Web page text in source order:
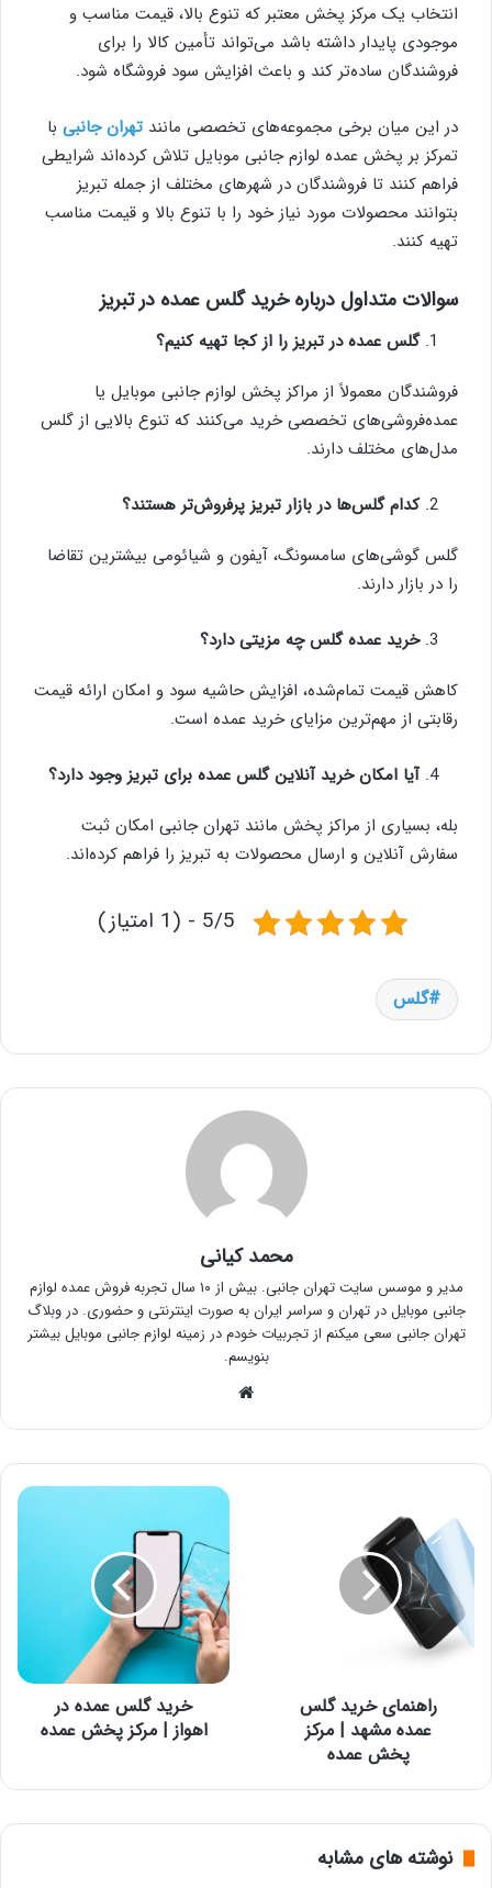
انتخاب یک مرکز پخش معتبر که تنوع بالا، قیمت مناسب و
موجودی پایدار داشته باشد می‌تواند تأمین کالا را برای
فروشندگان ساده‌تر کند و باعث افزایش سود فروشگاه شود.
در این میان برخی مجموعه‌های تخصصی مانند تهران جانبی با
تمرکز بر پخش عمده لوازم جانبی موبایل تلاش کرده‌اند شرایطی
فراهم کنند تا فروشندگان در شهرهای مختلف از جمله تبریز
بتوانند محصولات مورد نیاز خود را با تنوع بالا و قیمت مناسب
تهیه کنند.
سوالات متداول درباره خرید گلس عمده در تبریز
گلس عمده در تبریز را از کجا تهیه کنیم؟
فروشندگان معمولاً از مراکز پخش لوازم جانبی موبایل یا
عمده‌فروشی‌های تخصصی خرید می‌کنند که تنوع بالایی از گلس
مدل‌های مختلف دارند.
کدام گلس‌ها در بازار تبریز پرفروش‌تر هستند؟
گلس گوشی‌های سامسونگ، آیفون و شیائومی بیشترین تقاضا
را در بازار دارند.
خرید عمده گلس چه مزیتی دارد؟
کاهش قیمت تمام‌شده، افزایش حاشیه سود و امکان ارائه قیمت
رقابتی از مهم‌ترین مزایای خرید عمده است.
آیا امکان خرید آنلاین گلس عمده برای تبریز وجود دارد؟
بله، بسیاری از مراکز پخش مانند تهران جانبی امکان ثبت
سفارش آنلاین و ارسال محصولات به تبریز را فراهم کرده‌اند.
5/5 - (1 امتیاز)
گلس
محمد کیانی
مدیر و موسس سایت تهران جانبی. بیش از ۱۰ سال تجربه فروش عمده لوازم
جانبی موبایل در تهران و سراسر ایران به صورت اینترنتی و حضوری. در وبلاگ
تهران جانبی سعی میکنم از تجربیات خودم در زمینه لوازم جانبی موبایل بیشتر
بنویسم.
خرید
گلس
عمده
مشهد
مرکز
پخش
راهنمای خرید گلس
عمده مشهد | مرکز
پخش عمده
خرید
عمده
اهواز
|
مرکز
پخش
عمده
خرید گلس عمده در
اهواز | مرکز پخش عمده
نوشته های مشابه